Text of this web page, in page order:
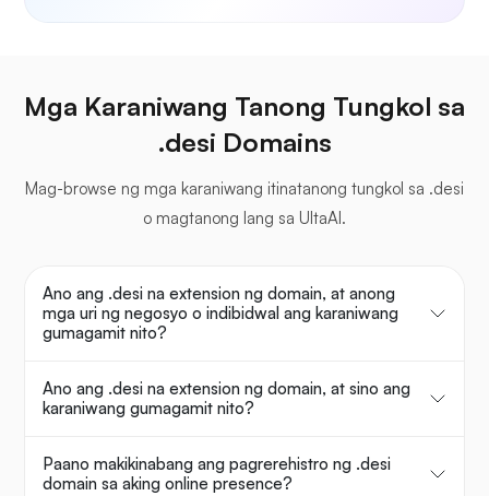
Mga Karaniwang Tanong Tungkol sa
.desi Domains
Mag-browse ng mga karaniwang itinatanong tungkol sa .desi
o magtanong lang sa UltaAI.
Ano ang .desi na extension ng domain, at anong
mga uri ng negosyo o indibidwal ang karaniwang
gumagamit nito?
Ano ang .desi na extension ng domain, at sino ang
karaniwang gumagamit nito?
Paano makikinabang ang pagrerehistro ng .desi
domain sa aking online presence?